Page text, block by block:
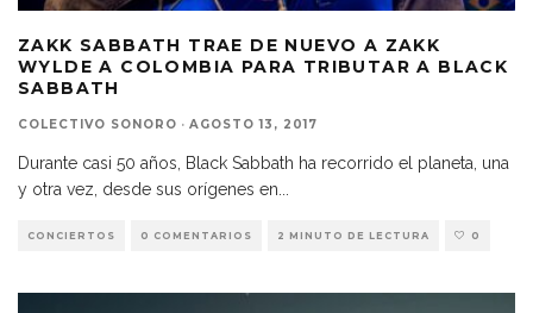
ZAKK SABBATH TRAE DE NUEVO A ZAKK
WYLDE A COLOMBIA PARA TRIBUTAR A BLACK
SABBATH
COLECTIVO SONORO · AGOSTO 13, 2017
Durante casi 50 años, Black Sabbath ha recorrido el planeta, una
y otra vez, desde sus orígenes en
CONCIERTOS 0 COMENTARIOS 2 MINUTO DE LECTURA 0